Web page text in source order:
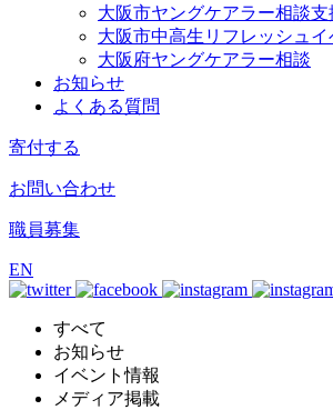
大阪市ヤングケアラー相談支
大阪市中高生リフレッシュイ
大阪府ヤングケアラー相談
お知らせ
よくある質問
寄付する
お問い合わせ
職員募集
EN
すべて
お知らせ
イベント情報
メディア掲載